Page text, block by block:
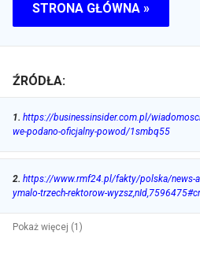
STRONA GŁÓWNA »
ŹRÓDŁA:
1. https://businessinsider.com.pl/
we-podano-oficjalny-powod/1smbq55
2. https://www.rmf24.pl/fakty/polska/news-
ymalo-trzech-rektorow-
Pokaż więcej (1)